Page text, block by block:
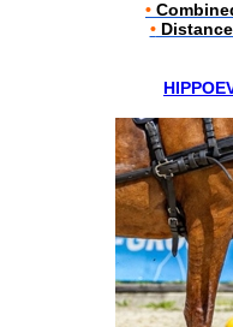
•
•Distance